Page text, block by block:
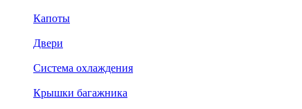
Капоты
Двери
Система охлаждения
Крышки багажника